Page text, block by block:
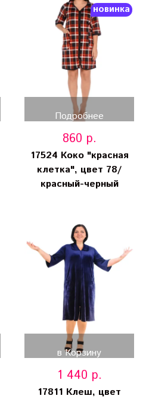
Подробнее
новинка
860 р.
17524 Коко "красная
клетка", цвет 78/
красный-черный
в Корзину
1 440 р.
17811 Клеш, цвет